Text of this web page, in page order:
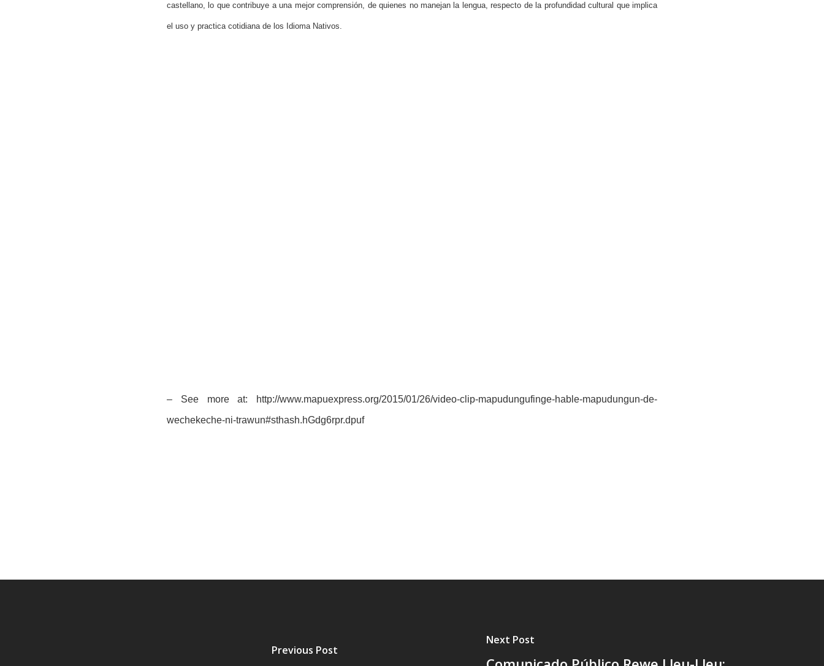
castellano, lo que contribuye a una mejor comprensión, de quienes no manejan la lengua, respecto de la profundidad cultural que implica
el uso y practica cotidiana de los Idioma Nativos.
– See more at: http://www.mapuexpress.org/2015/01/26/video-clip-mapudungufinge-hable-mapudungun-de-
wechekeche-ni-trawun#sthash.hGdg6rpr.dpuf
Previous Post
Next Post